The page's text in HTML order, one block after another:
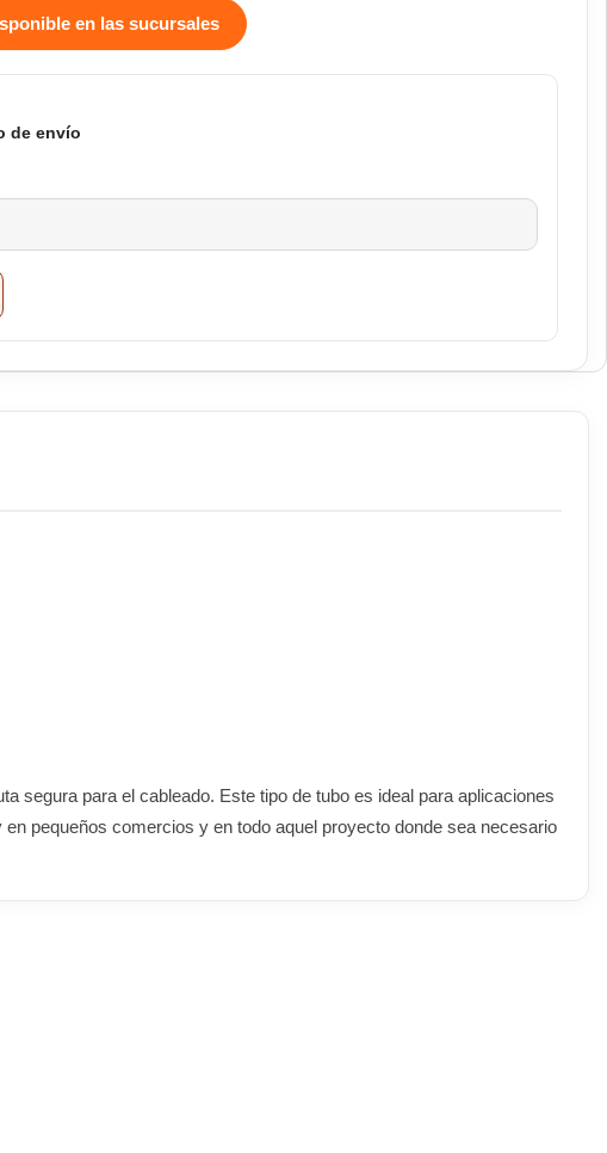
en las sucursales
de envío
segura para el cableado. Este tipo de tubo es ideal para aplicaciones
pequeños comercios y en todo aquel proyecto donde sea necesario